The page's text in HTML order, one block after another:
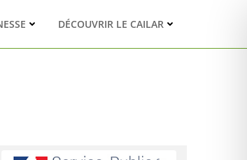
DÉCOUVRIR LE CAILAR